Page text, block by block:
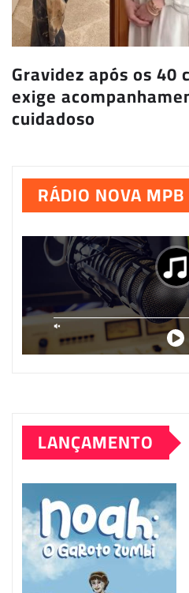
Gravidez após os 40
exige
cuidadoso
RÁDIO NOVA MPB
LANÇAMENTO